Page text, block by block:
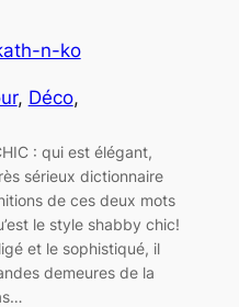
n-ko
, Déco
: qui est élégant,
sérieux dictionnaire
de ces deux mots
le style shabby chic!
et le sophistiqué, il
demeures de la